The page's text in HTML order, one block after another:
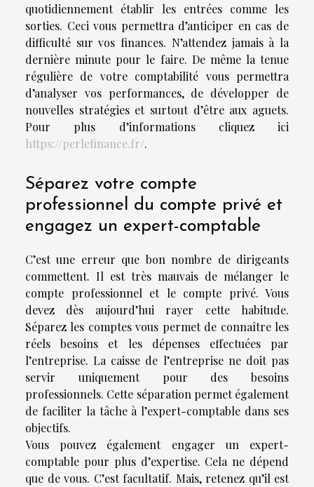
quotidiennement établir les entrées comme les
sorties. Ceci vous permettra d’anticiper en cas de
difficulté sur vos finances. N’attendez jamais à la
dernière minute pour le faire. De même la tenue
régulière de votre comptabilité vous permettra
d’analyser vos performances, de développer de
nouvelles stratégies et surtout d’être aux aguets.
Pour plus d’informations cliquez ici
https://perlefinance.fr/.
Séparez votre compte
professionnel du compte privé et
engagez un expert-comptable
C’est une erreur que bon nombre de dirigeants
commettent. Il est très mauvais de mélanger le
compte professionnel et le compte privé. Vous
devez dès aujourd’hui rayer cette habitude.
Séparez les comptes vous permet de connaître les
réels besoins et les dépenses effectuées par
l’entreprise. La caisse de l’entreprise ne doit pas
servir uniquement pour des besoins
professionnels. Cette séparation permet également
de faciliter la tâche à l’expert-comptable dans ses
objectifs.
Vous pouvez également engager un expert-
comptable pour plus d’expertise. Cela ne dépend
que de vous. C’est facultatif. Mais, retenez qu’il est